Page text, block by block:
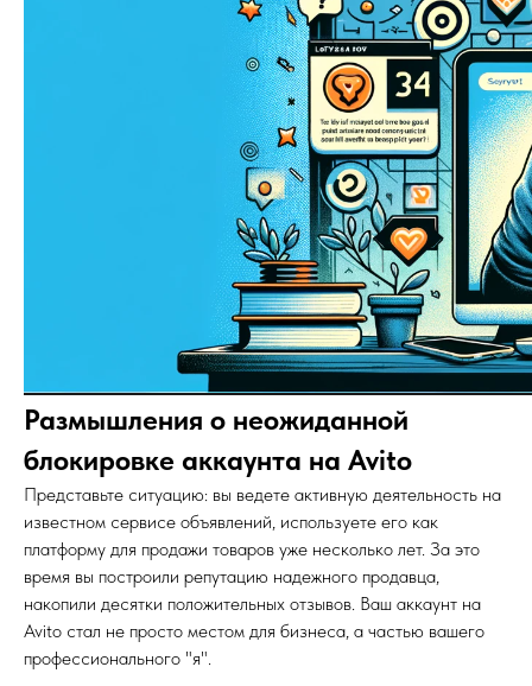
Размышления о неожиданной
блокировке аккаунта на Avito
Представьте ситуацию: вы ведете активную деятельность на
известном сервисе объявлений, используете его как
платформу для продажи товаров уже несколько лет. За это
время вы построили репутацию надежного продавца,
накопили десятки положительных отзывов. Ваш аккаунт на
Avito стал не просто местом для бизнеса, а частью вашего
профессионального "я".